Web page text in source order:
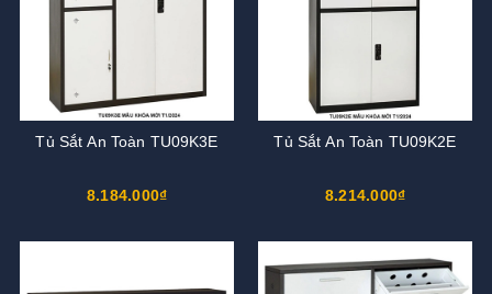
Tủ Sắt An Toàn TU09K3E
8.184.000₫
Tủ Sắt An Toàn TU09K2E
8.214.000₫